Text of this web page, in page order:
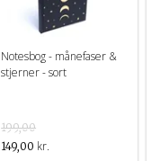
Notesbog - månefaser &
stjerner - sort
199,00
149,00 kr.